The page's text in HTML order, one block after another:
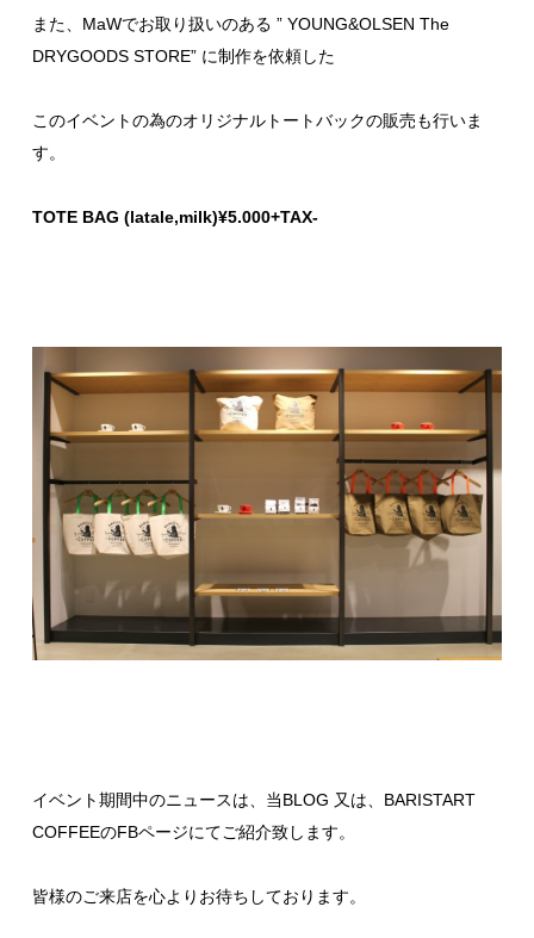
また、MaWでお取り扱いのある ” YOUNG&OLSEN The
DRYGOODS STORE” に制作を依頼した
このイベントの為のオリジナルトートバックの販売も行いま
す。
TOTE BAG (latale,milk)¥5.000+TAX-
イベント期間中のニュースは、当BLOG 又は、 BARISTART
COFFEEのFBページにてご紹介致します。
皆様のご来店を心よりお待ちしております。